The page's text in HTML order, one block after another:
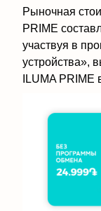
Рыночная
PRIME
участвуя в
устройства»,
ILUMA PRIME